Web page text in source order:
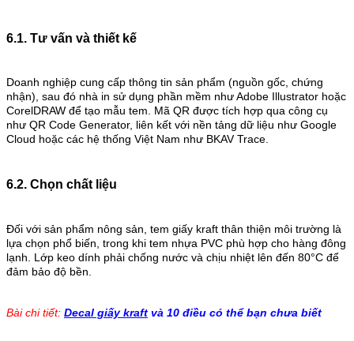
6.1. Tư vấn và thiết kế
Doanh nghiệp cung cấp thông tin sản phẩm (nguồn gốc, chứng
nhận), sau đó nhà in sử dụng phần mềm như Adobe Illustrator hoặc
CorelDRAW để tạo mẫu tem. Mã QR được tích hợp qua công cụ
như QR Code Generator, liên kết với nền tảng dữ liệu như Google
Cloud hoặc các hệ thống Việt Nam như BKAV Trace.
6.2. Chọn chất liệu
Đối với sản phẩm nông sản, tem giấy kraft thân thiện môi trường là
lựa chọn phổ biến, trong khi tem nhựa PVC phù hợp cho hàng đông
lạnh. Lớp keo dính phải chống nước và chịu nhiệt lên đến 80°C để
đảm bảo độ bền.
Bài chi tiết: Decal giấy kraft và 10 điều có thể bạn chưa biết